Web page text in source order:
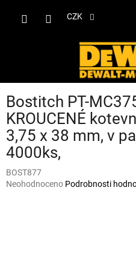
CZK
Bostitch PT-
KROUCENÉ
3,75 x 38 mm, v
4000ks,
BOST877
Průměrné
Neohodnoceno Podrobnosti